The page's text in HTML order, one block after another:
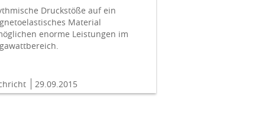
Druckstöße auf ein
Material
enorme Leistungen im
29.09.2015